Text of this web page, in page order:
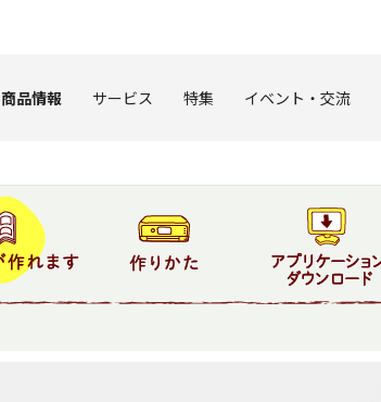
商品情報 サービス 特集 イベント・交流